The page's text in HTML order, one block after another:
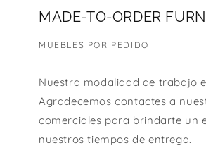
MADE-TO-ORDER
MUEBLES POR PEDIDO
Nuestra modalidad de trabajo
Agradecemos contactes a
comerciales para brindarte un
nuestros tiempos de entrega.